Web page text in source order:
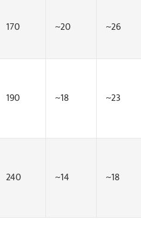
170 ~20 ~26
190 ~18 ~23
240 ~14 ~18